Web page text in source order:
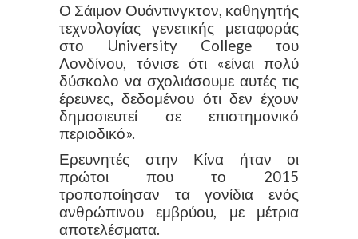
Ο Σάιμον Ουάντινγκτον, καθηγητής
τεχνολογίας γενετικής μεταφοράς
στο University College του
Λονδίνου, τόνισε ότι «είναι πολύ
δύσκολο να σχολιάσουμε αυτές τις
έρευνες, δεδομένου ότι δεν έχουν
δημοσιευτεί σε επιστημονικό
περιοδικό».
Ερευνητές στην Κίνα ήταν οι
πρώτοι που το 2015
τροποποίησαν τα γονίδια ενός
ανθρώπινου εμβρύου, με μέτρια
αποτελέσματα.